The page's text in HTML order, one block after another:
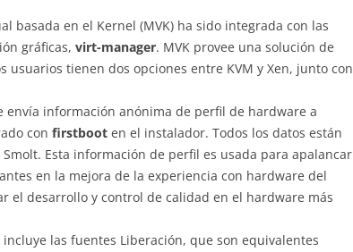
basada en el Kernel (MVK) ha sido integrada con las
gráficas, virt-manager. MVK provee una solución de
usuarios tienen dos opciones entre KVM y Xen, junto con
envía información anónima de perfil de hardware a
con firstboot en el instalador. Todos los datos están
Esta información de perfil es usada para apalancar
en la mejora de la experiencia con hardware del
el desarrollo y control de calidad en el hardware más
las fuentes Liberación, que son equivalentes